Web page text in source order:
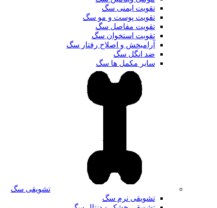
تقویت ایمنی سگ
تقویت پوست و مو سگ
تقویت مفاصل سگ
تقویت استخوان سگ
آرامبخش و اصلاح رفتار سگ
ضد انگل سگ
سایر مکمل ها سگ
تشویقی سگ
تشویقی نرم سگ